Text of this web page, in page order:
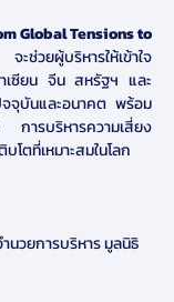
Global Tensions to
จะช่วยผู้บริหารให้เข้าใจ
เซียน จีน สหรัฐฯ และ
จุบันและอนาคต พร้อม
การบริหารความเสี่ยง
โตที่เหมาะสมในโลก
นวยการบริหาร มูลนิธิ